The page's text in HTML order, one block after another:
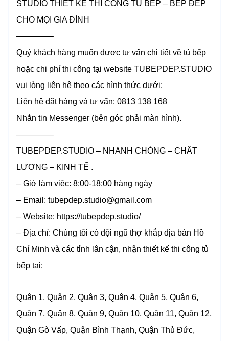
STUDIO THIẾT KẾ THI CÔNG TỦ BẾP – BẾP ĐẸP
CHO MỌI GIA ĐÌNH
————–
Quý khách hàng muốn được tư vấn chi tiết về tủ bếp
hoặc chi phí thi công tại website TUBEPDEP.STUDIO
vui lòng liên hệ theo các hình thức dưới:
Liên hệ đặt hàng và tư vấn: 0813 138 168
Nhắn tin Messenger (bên góc phải màn hình).
————–
TUBEPDEP.STUDIO – NHANH CHÓNG – CHẤT
LƯỢNG – KINH TẾ .
– Giờ làm việc: 8:00-18:00 hàng ngày
– Email: tubepdep.studio@gmail.com
– Website: https://tubepdep.studio/
– Địa chỉ: Chúng tôi có đội ngũ thợ khắp địa bàn Hồ
Chí Minh và các tỉnh lân cận, nhận thiết kế thi công tủ
bếp tại:
Quận 1, Quận 2, Quận 3, Quận 4, Quận 5, Quận 6,
Quận 7, Quận 8, Quận 9, Quận 10, Quận 11, Quận 12,
Quận Gò Vấp, Quận Bình Thạnh, Quận Thủ Đức,